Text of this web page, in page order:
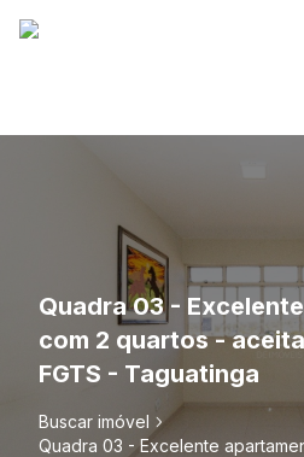
Quadra 03 -
com 2 quartos -
FGTS - Taguatinga
Buscar imóvel
Quadra 03 - Excelente